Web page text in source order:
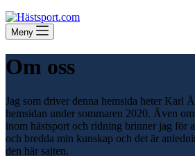
Meny
Om oss
Jag som driver denna hemsida heter Karl
hemsidan under sommaren 2020. Även
inom hästsport och ridning brinner jag för
och bredda min kunskap och det är
den här sajten.